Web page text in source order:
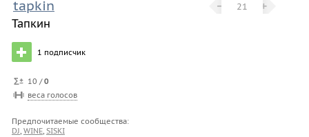
− 21 +
tapkin
Тапкин
1 подписчик
10 /0
веса голосов
Предпочитаемые сообщества:
DJ, WINE, SISKI